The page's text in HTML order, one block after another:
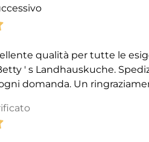
qualità per tutte le
' s Landhauskuche.
domanda. Un